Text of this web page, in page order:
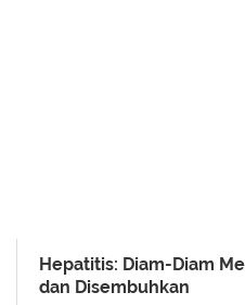
Hepatitis: Diam-Diam
dan Disembuhkan